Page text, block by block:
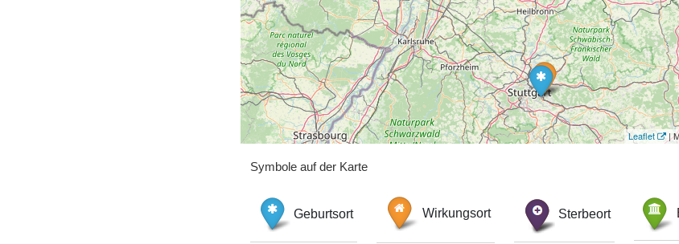
Leaflet |
Symbole auf der Karte
Geburtsort Wirkungsort Sterbeort